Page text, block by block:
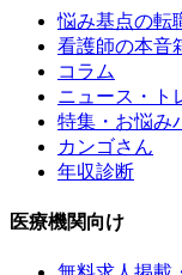
悩み基点の転
看護師の本音
コラム
ニュース・ト
特集・お悩み
カンゴさん
年収診断
医療機関向け